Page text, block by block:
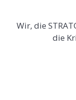
Wir, die
die